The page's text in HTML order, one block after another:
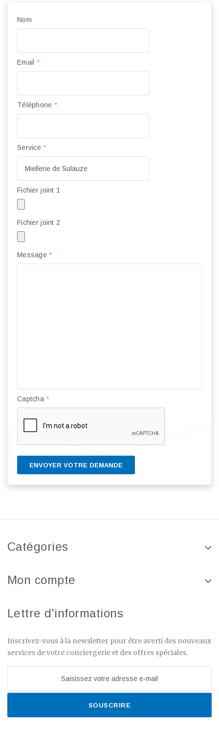
Nom
Email *
Téléphone *
Service *
Fichier joint 1
Fichier joint 2
Message *
Captcha *
ENVOYER VOTRE DEMANDE
Catégories
Mon compte
Lettre d'informations
Inscrivez-vous à la newsletter pour être averti des nouveaux
services de votre conciergerie et des offres spéciales.
SOUSCRIRE